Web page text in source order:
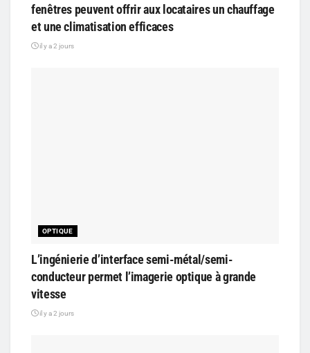
fenêtres peuvent offrir aux locataires un chauffage
et une climatisation efficaces
il y a 2 jours
OPTIQUE
L’ingénierie d’interface semi-métal/semi-
conducteur permet l’imagerie optique à grande
vitesse
il y a 2 jours